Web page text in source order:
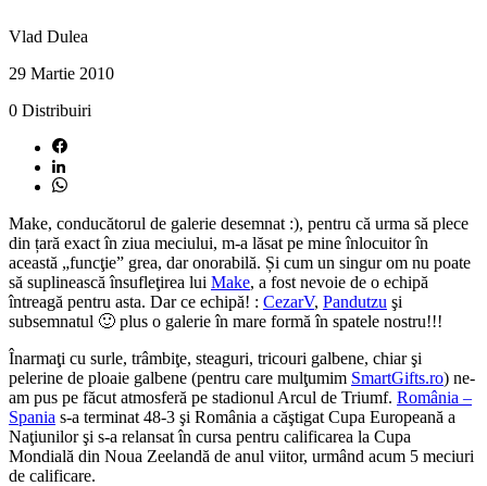
Vlad Dulea
29 Martie 2010
0 Distribuiri
Make, conducătorul de galerie desemnat :), pentru că urma să plece
din țară exact în ziua meciului, m-a lăsat pe mine înlocuitor în
această „funcţie” grea, dar onorabilă. Și cum un singur om nu poate
să suplinească însufleţirea lui Make, a fost nevoie de o echipă
întreagă pentru asta. Dar ce echipă! : CezarV, Pandutzu şi
subsemnatul 🙂 plus o galerie în mare formă în spatele nostru!!!
Înarmaţi cu surle, trâmbiţe, steaguri, tricouri galbene, chiar şi
pelerine de ploaie galbene (pentru care mulţumim SmartGifts.ro) ne-
am pus pe făcut atmosferă pe stadionul Arcul de Triumf. România –
Spania s-a terminat 48-3 şi România a căştigat Cupa Europeană a
Naţiunilor şi s-a relansat în cursa pentru calificarea la Cupa
Mondială din Noua Zeelandă de anul viitor, urmând acum 5 meciuri
de calificare.